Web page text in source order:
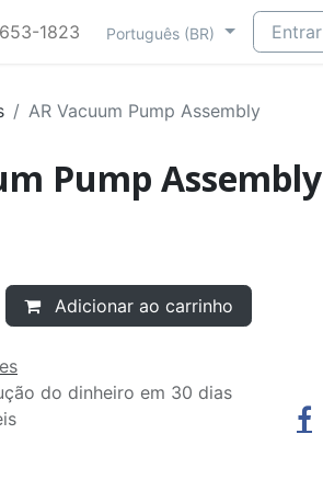
1823 Português (BR) Entrar
AR Vacuum Pump Assembly
Pump Assembly
Adicionar ao carrinho
do dinheiro em 30 dias